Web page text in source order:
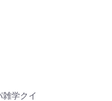
学クイ